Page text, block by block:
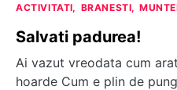
ACTIVITATI BRANESTI
Salvati padurea!
Ai vazut vreodata cum
hoarde Cum e plin de